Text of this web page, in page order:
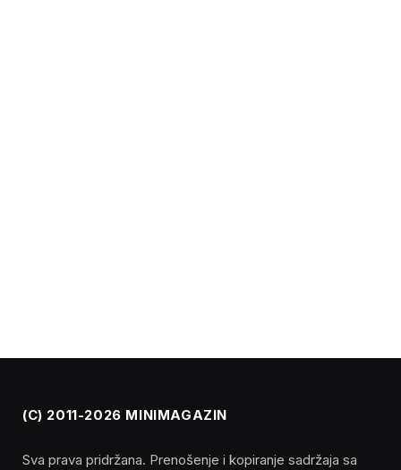
(C) 2011-2026 MINIMAGAZIN
Sva prava pridržana. Prenošenje i kopiranje sadržaja sa